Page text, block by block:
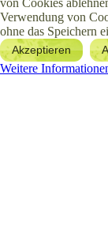
von Cookies
Verwendung von
ohne das Speichern
Akzeptieren
Weitere